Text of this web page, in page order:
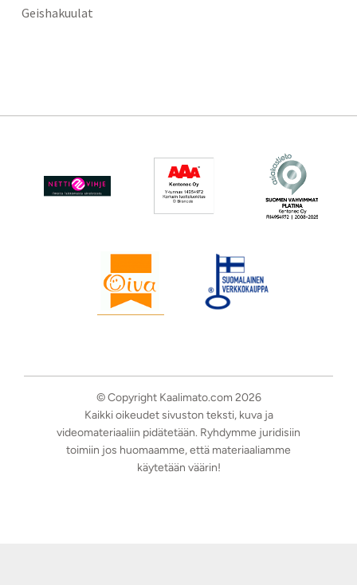
Geishakuulat
© Copyright Kaalimato.com 2026
Kaikki oikeudet sivuston teksti, kuva ja
videomateriaaliin pidätetään. Ryhdymme juridisiin
toimiin jos huomaamme, että materiaaliamme
käytetään väärin!